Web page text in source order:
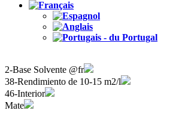
2-Base Solvente @fr
38-Rendimiento de 10-15 m2/l
46-Interior
Mate